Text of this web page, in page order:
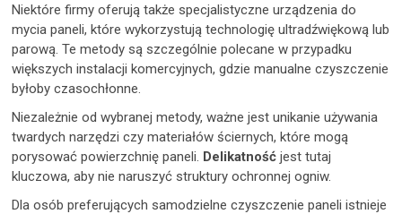
Niektóre firmy oferują także specjalistyczne urządzenia do
mycia paneli, które wykorzystują technologię ultradźwiękową lub
parową. Te metody są szczególnie polecane w przypadku
większych instalacji komercyjnych, gdzie manualne czyszczenie
byłoby czasochłonne.
Niezależnie od wybranej metody, ważne jest unikanie używania
twardych narzędzi czy materiałów ściernych, które mogą
porysować powierzchnię paneli. Delikatność jest tutaj
kluczowa, aby nie naruszyć struktury ochronnej ogniw.
Dla osób preferujących samodzielne czyszczenie paneli istnieje